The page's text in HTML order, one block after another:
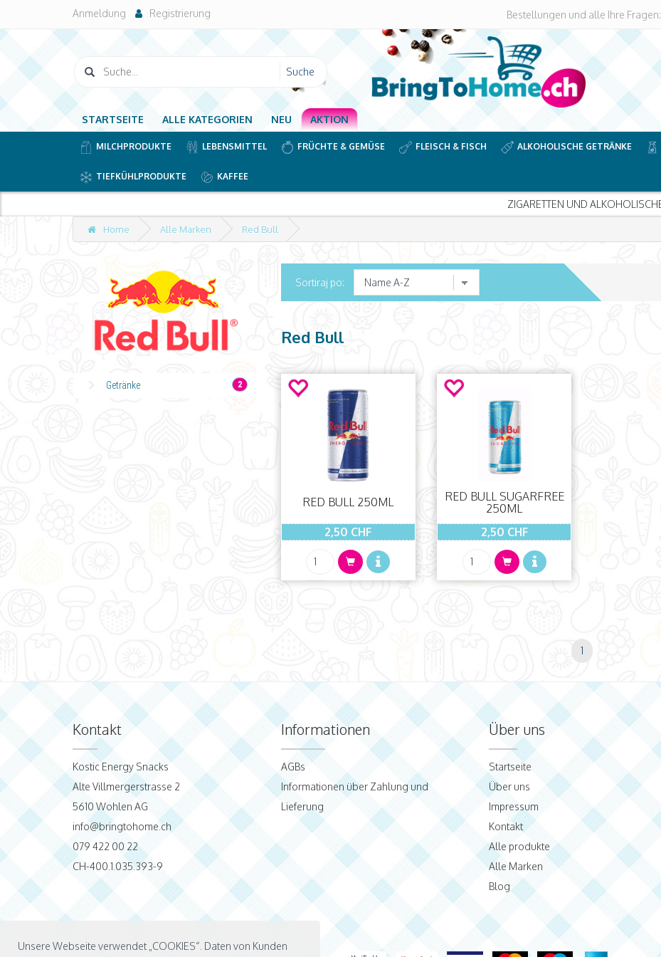
Unsere Webseite verwendet „COOKIES“. Daten von Kunden
Anmeldung Registrierung Bestellungen und alle Ihre Fragen:
STARTSEITE ALLE KATEGORIEN NEU AKTION
MILCHPRODUKTE LEBENSMITTEL FRÜCHTE & GEMÜSE FLEISCH & FISCH ALKOHOLISCHE GETRÄNKE
TIEFKÜHLPRODUKTE KAFFEE
ZIGARETTEN UND ALKOHOLISCHE GETRÄNKE Weitere Informationen
Home Alle Marken Red Bull
Getränke 2
Sortiraj po:
Red Bull
RED BULL 250ML
2,50 CHF
RED BULL SUGARFREE
250ML
2,50 CHF
1
Kontakt
Kostic Energy Snacks
Alte Villmergerstrasse 2
5610 Wohlen AG
info@bringtohome.ch
079 422 00 22
CH-400.1.035.393-9
Informationen
AGBs
Informationen über Zahlung und
Lieferung
Über uns
Startseite
Über uns
Impressum
Kontakt
Alle produkte
Alle Marken
Blog